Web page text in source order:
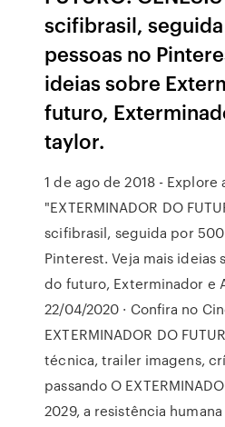
scifibrasil,
pessoas no
ideias sobre
futuro,
taylor.
1 de ago de 2018 - Explore
"EXTERMINADOR DO
scifibrasil, seguida por
Pinterest. Veja mais ideias
do futuro, Exterminador e
22/04/2020 · Confira no
EXTERMINADOR DO
técnica, trailer imagens,
passando O
2029, a resistência